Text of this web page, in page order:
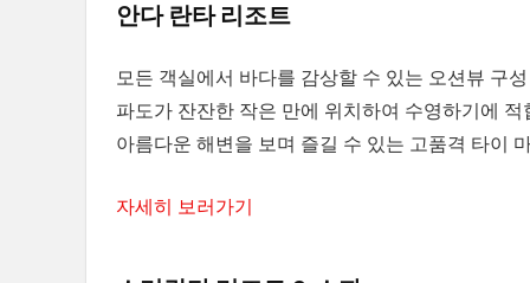
안다 란타 리조트
모든 객실에서 바다를 감상할 수 있는 오션뷰 구성
파도가 잔잔한 작은 만에 위치하여 수영하기에 적
아름다운 해변을 보며 즐길 수 있는 고품격 타이
자세히 보러가기